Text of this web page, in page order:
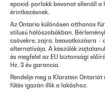
epoxid-porlakk bevonat ellenáll a
érintkezésnek.
Az Ontario különösen otthonos
stílusú hálószobákban.
csövekre, zajra, beavatkozásra –
alternatívája. A készülék
és megfelel az EU biztonsági
Hz. 3 év garancia.
Rendelje meg a Klarstein Ontariót
fűtés igazán illik a lakáshoz.